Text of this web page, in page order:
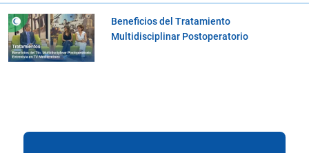
Beneficios del Tratamiento
Multidisciplinar Postoperatorio